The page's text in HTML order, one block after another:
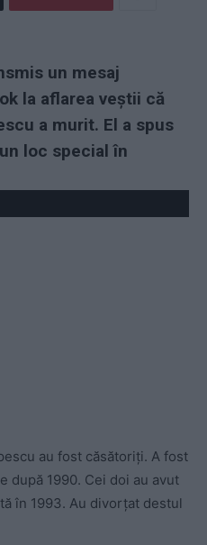
un mesaj
la aflarea veștii că
a murit. El a spus
loc special în
au fost căsătoriți. A fost
după 1990. Cei doi au avut
în 1993. Au divorțat destul